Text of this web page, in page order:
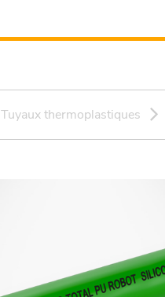
Tuyaux thermoplastiques